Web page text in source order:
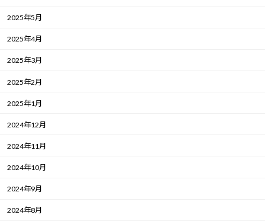
2025年5月
2025年4月
2025年3月
2025年2月
2025年1月
2024年12月
2024年11月
2024年10月
2024年9月
2024年8月